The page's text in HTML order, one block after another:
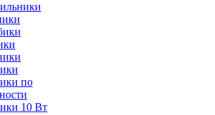
по
10 Вт